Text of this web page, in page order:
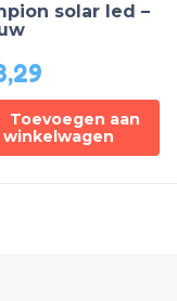
solar led –
Toevoegen aan
winkelwagen